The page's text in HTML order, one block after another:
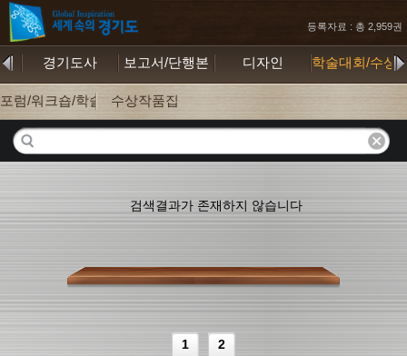
등록자료 : 총 2,959권
경기도사 보고서/단행본 디자인 학술대회/수상
포럼/워크숍/학술대회수상작품집
검색결과가 존재하지 않습니다
1 2